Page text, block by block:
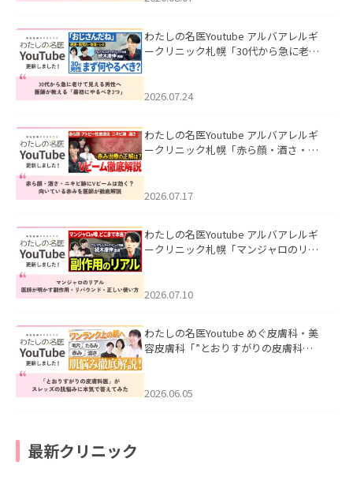
わたしの名医Youtube アルバアレルギ
ークリニック札幌「30代から急に老け
た。
2026.07.24
わたしの名医Youtube アルバアレルギ
ークリニック札幌「赤ら顔・酒さ・ニ
した。
2026.07.17
わたしの名医Youtube アルバアレルギ
ークリニック札幌「マンジャロのリア
た。
2026.07.10
わたしの名医Youtube めぐ皮膚科・美
容皮膚科「”とおりすがりの皮膚科
2026.06.05
最新クリニック